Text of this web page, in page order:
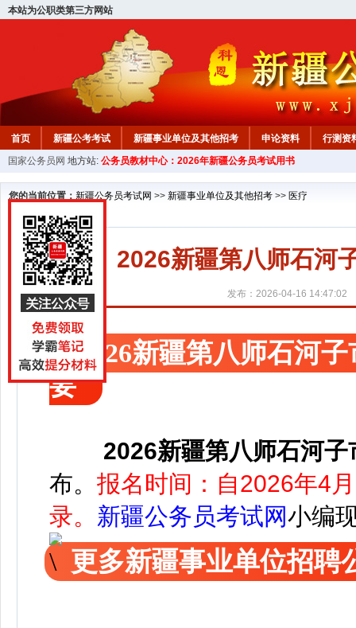
本站为公职类第三方网站
首页 新疆公考考试 新疆事业单位及其他招考 申论资料 行测资
新疆公务员行测试题 在线咨询 教材中心
国家公务员网 地方站: 公务员教材中心：2026年新疆公务员考试用书
您的当前位置： 新疆公务员考试网 >> 新疆事业单位及其他招考 >> 医疗
2026新疆第八师石河
发布：2026-04-16 14:47:02
2026新疆第八师石河
要
2026新疆第八师石河
布。 报名时间：自2026年4
录。 新疆公务员考试网小编
更多新疆事业单位招聘